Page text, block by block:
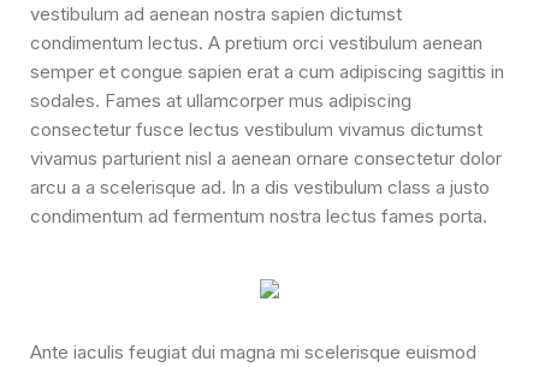
vestibulum ad aenean nostra sapien dictumst
condimentum lectus. A pretium orci vestibulum aenean
semper et congue sapien erat a cum adipiscing sagittis in
sodales. Fames at ullamcorper mus adipiscing
consectetur fusce lectus vestibulum vivamus dictumst
vivamus parturient nisl a aenean ornare consectetur dolor
arcu a a scelerisque ad. In a dis vestibulum class a justo
condimentum ad fermentum nostra lectus fames porta.
Ante iaculis feugiat dui magna mi scelerisque euismod